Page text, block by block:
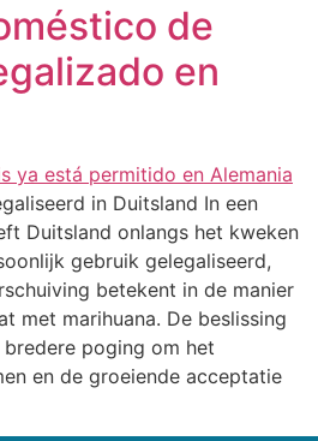
de
en
in Duitsland In een
Duitsland onlangs het kweken
gebruik gelegaliseerd,
betekent in de manier
met marihuana. De beslissing
poging om het
en de groeiende acceptatie